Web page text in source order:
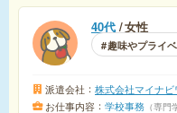
40代 女性
趣味やプライ
派遣会社 株式会社マイナビ
お仕事内容 学校事務 専門